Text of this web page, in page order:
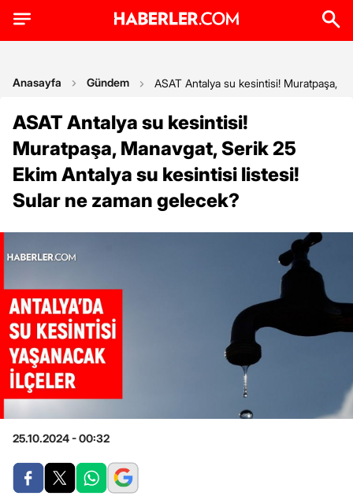
Anasayfa Gündem ASAT Antalya su kesintisi! Muratpaşa,
ASAT Antalya su kesintisi!
Muratpaşa, Manavgat, Serik 25
Ekim Antalya su kesintisi listesi!
Sular ne zaman gelecek?
25.10.2024 - 00:32